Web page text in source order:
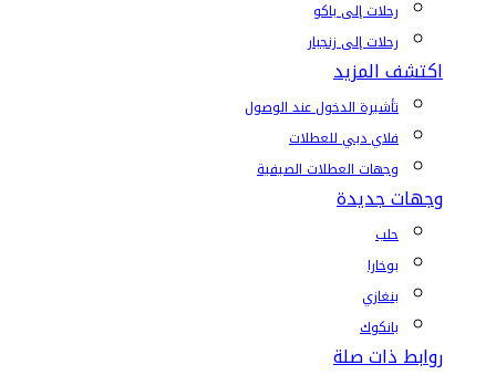
رحلات إلى باكو
رحلات إلى زنجبار
اكتشف المزيد
تأشيرة الدخول عند الوصول
فلاي دبي للعطلات
وجهات العطلات الصيفية
وجهات جديدة
حلب
بوخارا
بنغازي
بانكوك
روابط ذات صلة